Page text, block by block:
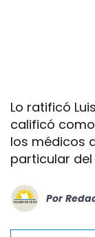
Lo ratificó
calificó
los médicos
particular
Por